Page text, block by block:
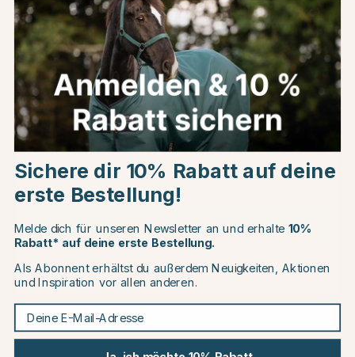
Produktinformationen
Über die Marke
Kundenbewertungen
Andere Produkte, die Ihnen gefallen könnten
Choose country
EU
CHANGE COUNTRY
Continue to equinest.de
Sichere dir 10% Rabatt auf deine
erste Bestellung!
Melde dich für unseren Newsletter an und erhalte 10%
Rabatt* auf deine erste Bestellung.
Als Abonnent erhältst du außerdem Neuigkeiten, Aktionen
und Inspiration vor allen anderen.
Deine E-Mail-Adresse